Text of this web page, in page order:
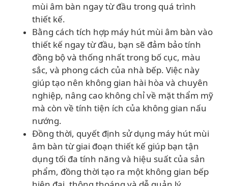
mùi âm bàn ngay từ đầu trong quá trình
thiết kế.
Bằng cách tích hợp máy hút mùi âm bàn vào
thiết kế ngay từ đầu, bạn sẽ đảm bảo tính
đồng bộ và thống nhất trong bố cục, màu
sắc, và phong cách của nhà bếp. Việc này
giúp tạo nên không gian hài hòa và chuyên
nghiệp, nâng cao không chỉ về mặt thẩm mỹ
mà còn về tính tiện ích của không gian nấu
nướng.
Đồng thời, quyết định sử dụng máy hút mùi
âm bàn từ giai đoạn thiết kế giúp bạn tận
dụng tối đa tính năng và hiệu suất của sản
phẩm, đồng thời tạo ra một không gian bếp